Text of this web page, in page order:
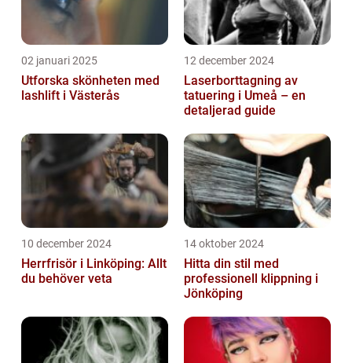
02 januari 2025
Utforska skönheten med
lashlift i Västerås
12 december 2024
Laserborttagning av
tatuering i Umeå – en
detaljerad guide
10 december 2024
Herrfrisör i Linköping: Allt
du behöver veta
14 oktober 2024
Hitta din stil med
professionell klippning i
Jönköping